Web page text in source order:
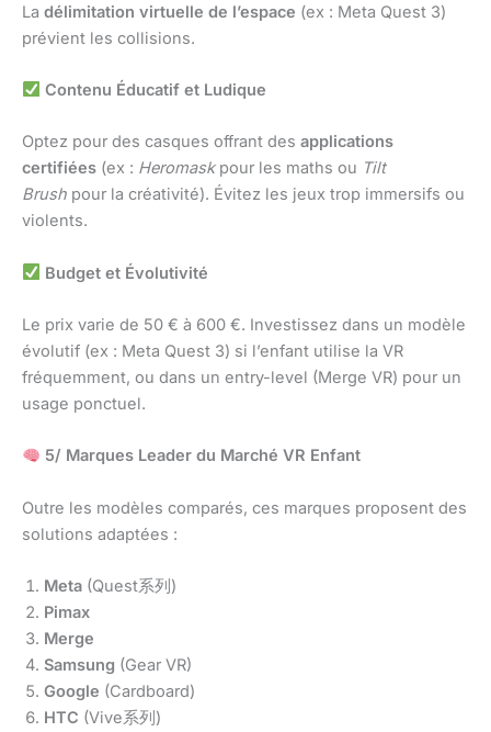
La délimitation virtuelle de l’espace (ex : Meta Quest 3)
prévient les collisions.
Contenu Éducatif et Ludique
Optez pour des casques offrant des applications
certifiées (ex : Heromaskpour les maths ou Tilt
Brush pour la créativité). Évitez les jeux trop immersifs ou
violents.
Budget et Évolutivité
Le prix varie de 50 € à 600 €. Investissez dans un modèle
évolutif (ex : Meta Quest 3) si l’enfant utilise la VR
fréquemment, ou dans un entry-level (Merge VR) pour un
usage ponctuel.
5/ Marques Leader du Marché VR Enfant
Outre les modèles comparés, ces marques proposent des
solutions adaptées :
Meta (Quest系列)
Pimax
Merge
Samsung (Gear VR)
Google (Cardboard)
HTC (Vive系列)